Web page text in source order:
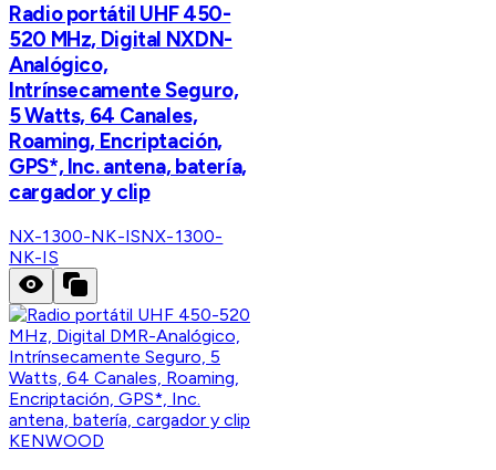
Radio portátil UHF 450-
520 MHz, Digital NXDN-
Analógico,
Intrínsecamente Seguro,
5 Watts, 64 Canales,
Roaming, Encriptación,
GPS*, Inc. antena, batería,
cargador y clip
NX-1300-NK-ISNX-1300-
NK-IS
KENWOOD